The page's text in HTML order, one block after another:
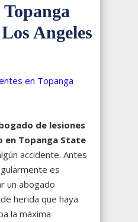
Angeles
de lesiones
en Topanga State
accidente. Antes
es
un abogado
herida que haya
la máxima